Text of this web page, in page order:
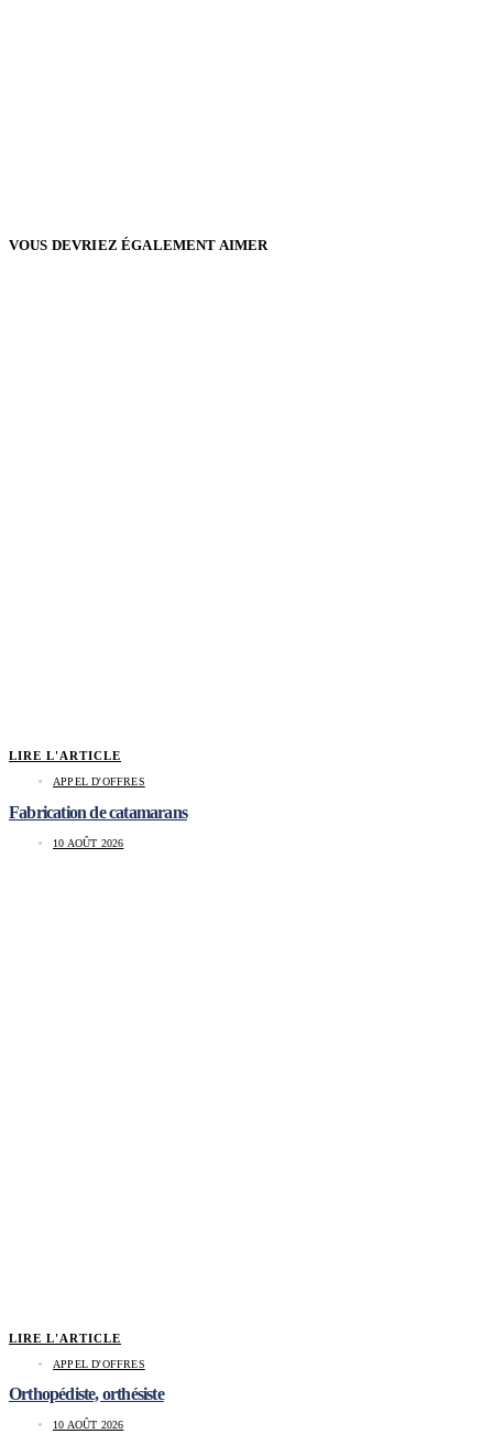
VOUS DEVRIEZ ÉGALEMENT AIMER
LIRE L'ARTICLE
APPEL D'OFFRES
Fabrication de catamarans
10 AOÛT 2026
LIRE L'ARTICLE
APPEL D'OFFRES
Orthopédiste, orthésiste
10 AOÛT 2026